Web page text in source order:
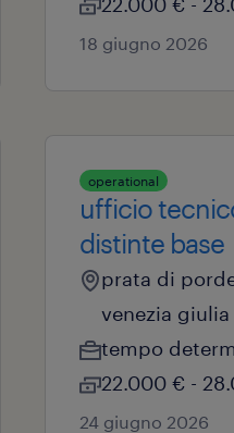
18 giugno 2026
operational
ufficio
distinte base
prata di
venezia giulia
tempo
22.000 € -
24 giugno 2026